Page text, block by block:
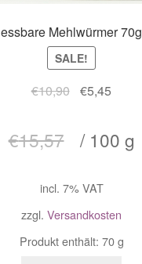
essbare Mehlwürmer 70g
SALE!
€10,90 €5,45
€15,57 / 100 g
incl. 7% VAT
zzgl. Versandkosten
Produkt enthält: 70g